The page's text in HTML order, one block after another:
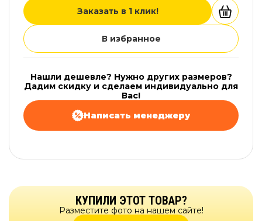
Заказать в 1 клик!
В избранное
Нашли дешевле? Нужно других размеров?
Дадим скидку и сделаем индивидуально для
Вас!
Написать менеджеру
КУПИЛИ ЭТОТ ТОВАР?
Разместите фото на нашем сайте!